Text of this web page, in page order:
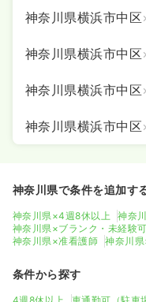
神奈川県横浜市中区
神奈川県横浜市中区
神奈川県横浜市中区
神奈川県横浜市中区
神奈川県で条件を追加す
神奈川県×4週8休以上
神奈
神奈川県×ブランク・未経験可
神奈川県×准看護師
神奈川
条件から探す